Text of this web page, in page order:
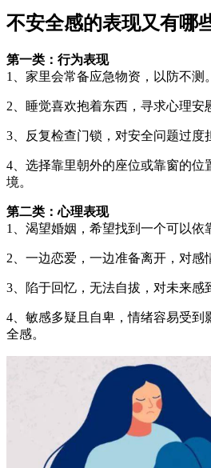
不安全感的表现又有哪
第一类：行为表现
1、家里会常备应急物资，以防不测。
2、睡觉喜欢抱着东西，寻求心理安
3、反复检查门锁，对安全问题过度
4、选择靠里朝外的座位或靠窗的位
境。
第二类：心理表现
1、渴望婚姻，希望找到一个可以依
2、一边恋爱，一边准备离开，对感
3、陷于回忆，无法自拔，对未来感
4、敏感多疑且自卑，情绪容易受到
全感。